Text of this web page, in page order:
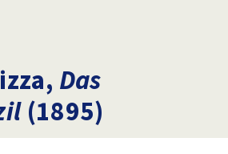
Das
(1895)